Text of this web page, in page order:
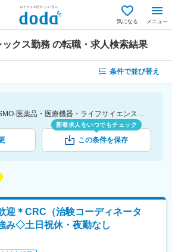
気になる メニュー
クス勤務 の転職・求人検索結果
条件で並び替え
[勤務地]静岡県 [業種]SMO-医薬品・医療機器・ライフサイエンス・医療系サービス [詳細条件](休日・働き方)フレックス勤務
新着求人をいつでもチェック
この条件を保存
迎＊CRC（治験コーディネータ
み◇土日祝休・夜勤なし